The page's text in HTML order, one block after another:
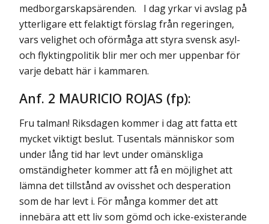
Anf. 2 MAURICIO ROJAS (fp):
Fru talman! Riksdagen kommer i dag att fatta ett
mycket viktigt beslut. Tusentals människor som
under lång tid har levt under omänskliga
omständigheter kommer att få en möjlighet att
lämna det tillstånd av ovisshet och desperation
som de har levt i. För många kommer det att
innebära att ett liv som gömd och icke-existerande